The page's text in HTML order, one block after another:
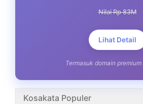
Nilai Rp 83M
Lihat Detail
Termasuk domain
Kosakata Populer